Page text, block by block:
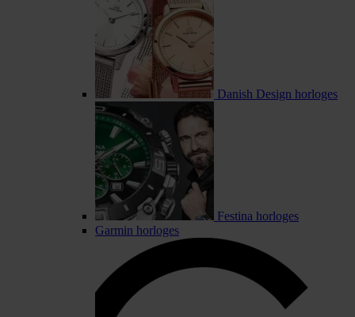
Danish Design horloges
Festina horloges
Garmin horloges